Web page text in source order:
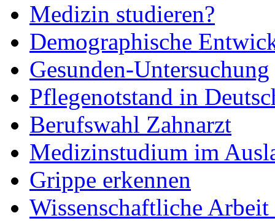
Medizin studieren?
Demographische
Gesunden-Untersuchung
Pflegenotstand in
Berufswahl Zahnarzt
Medizinstudium im
Grippe erkennen
Wissenschaftliche